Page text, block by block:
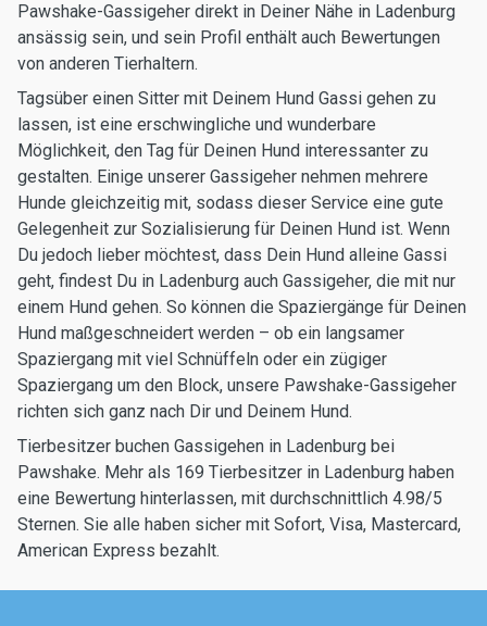
Pawshake-Gassigeher direkt in Deiner Nähe in Ladenburg
ansässig sein, und sein Profil enthält auch Bewertungen
von anderen Tierhaltern.
Tagsüber einen Sitter mit Deinem Hund Gassi gehen zu
lassen, ist eine erschwingliche und wunderbare
Möglichkeit, den Tag für Deinen Hund interessanter zu
gestalten. Einige unserer Gassigeher nehmen mehrere
Hunde gleichzeitig mit, sodass dieser Service eine gute
Gelegenheit zur Sozialisierung für Deinen Hund ist. Wenn
Du jedoch lieber möchtest, dass Dein Hund alleine Gassi
geht, findest Du in Ladenburg auch Gassigeher, die mit nur
einem Hund gehen. So können die Spaziergänge für Deinen
Hund maßgeschneidert werden – ob ein langsamer
Spaziergang mit viel Schnüffeln oder ein zügiger
Spaziergang um den Block, unsere Pawshake-Gassigeher
richten sich ganz nach Dir und Deinem Hund.
Tierbesitzer buchen Gassigehen in Ladenburg bei
Pawshake. Mehr als 169 Tierbesitzer in Ladenburg haben
eine Bewertung hinterlassen, mit durchschnittlich 4.98/5
Sternen. Sie alle haben sicher mit Sofort, Visa, Mastercard,
American Express bezahlt.